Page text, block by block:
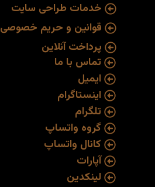
خدمات طراحی سایت
قوانین و حریم خصوصی
پرداخت آنلاین
تماس با ما
ایمیل
اینستاگرام
تلگرام
گروه واتساپ
کانال واتساپ
آپارات
لینکدین